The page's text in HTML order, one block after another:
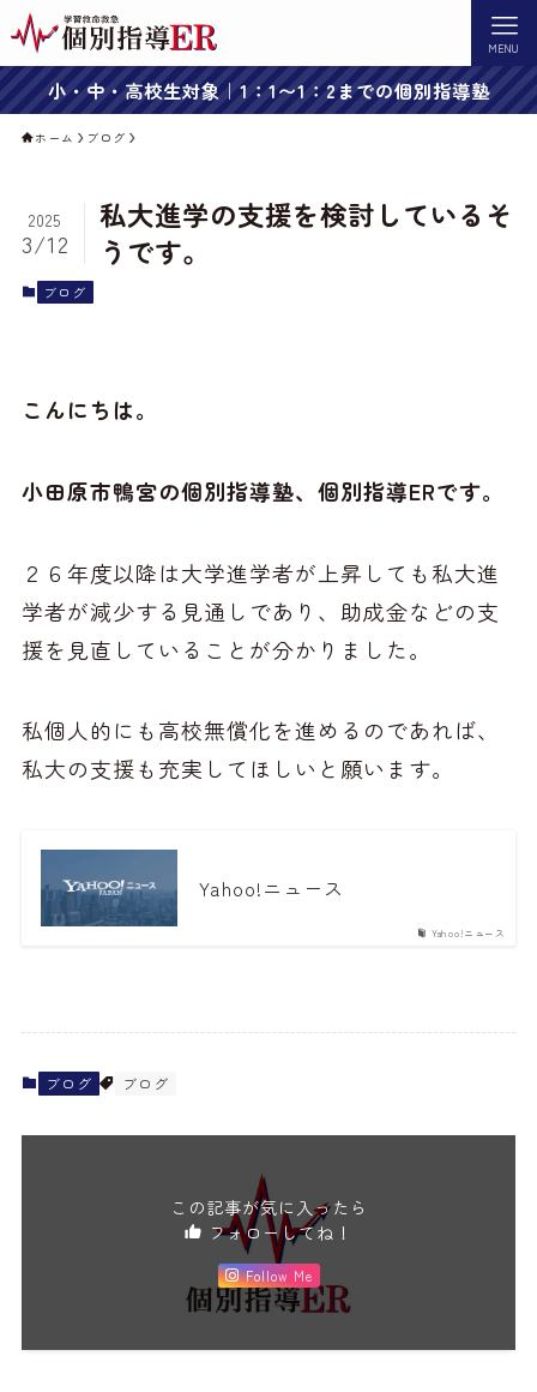
MENU
小・中・高校生対象｜1：1〜1：2までの個別指導塾
ホーム ブログ
私大進学の支援を検討しているそ
うです。
2025
3/12
ブログ
こんにちは。
小田原市鴨宮の個別指導塾、個別指導ERです。
２６年度以降は大学進学者が上昇しても私大進
学者が減少する見通しであり、助成金などの支
援を見直していることが分かりました。
私個人的にも高校無償化を進めるのであれば、
私大の支援も充実してほしいと願います。
Yahoo!ニュース
Yahoo!ニュース
ブログ ブログ
この記事が気に入ったら
フォローしてね！
Follow Me